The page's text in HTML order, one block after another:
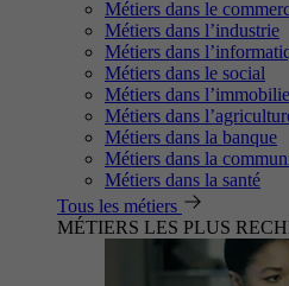
Métiers dans le
Métiers dans l’industrie
Métiers dans
Métiers dans le social
Métiers dans
Métiers dans
Métiers dans la banque
Métiers dans la
Métiers dans la santé
Tous les métiers
MÉTIERS LES PLUS